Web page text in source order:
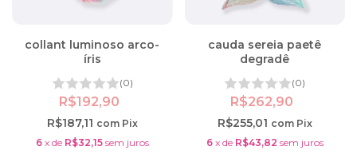
collant luminoso arco-
íris
(0)
R$192,90
R$187,11 com Pix
6 x de R$32,15 sem juros
cauda sereia paetê
degradê
(0)
R$262,90
R$255,01 com Pix
6 x de R$43,82 sem juros